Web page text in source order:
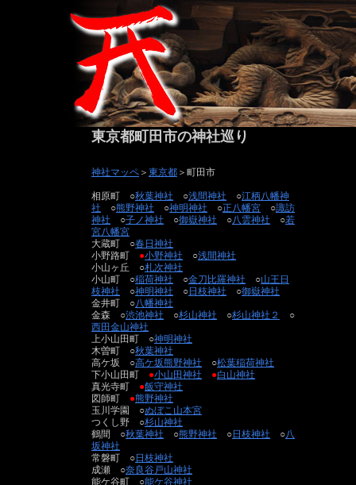
東京都町田市の神社巡り
神社マッペ ＞ 東京都 ＞町田市
相原町 ○秋葉神社 ○浅間神社 ○江柄八幡神
社 ○熊野神社 ○神明神社 ○正八幡宮 ○諏訪
神社 ○子ノ神社 ○御嶽神社 ○八雲神社 ○若
宮八幡宮
大蔵町 ○春日神社
小野路町 ●小野神社 ○浅間神社
小山ヶ丘 ○札次神社
小山町 ○稲荷神社 ○金刀比羅神社 ○山王日
枝神社 ○神明神社 ○日枝神社 ○御嶽神社
金井町 ○八幡神社
金森 ○渋池神社 ○杉山神社 ○杉山神社２
○
西田金山神社
上小山田町 ○神明神社
木曽町 ○秋葉神社
高ケ坂 ○高ケ坂熊野神社 ○松葉稲荷神社
下小山田町 ●小山田神社 ●白山神社
真光寺町 ●飯守神社
図師町 ●熊野神社
玉川学園 ○ぬぼこ山本宮
つくし野 ○杉山神社
鶴間 ○秋葉神社 ○熊野神社 ○日枝神社 ○八
坂神社
常磐町 ○日枝神社
成瀬 ○奈良谷戸山神社
能ケ谷町 ○能ケ谷神社